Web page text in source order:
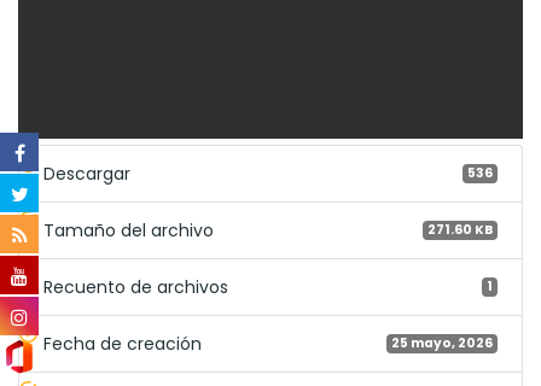
Descargar 536
Tamaño del archivo 271.60 KB
Recuento de archivos 1
Fecha de creación 25 mayo, 2026